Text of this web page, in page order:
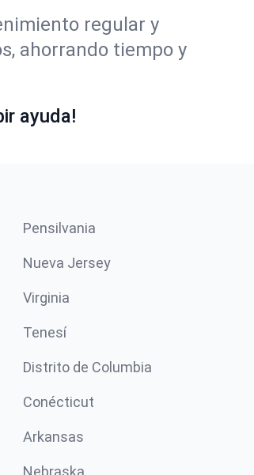
regular y
ahorrando tiempo y
ayuda!
Pensilvania
Nueva Jersey
Virginia
Tenesí
Distrito de Columbia
Conécticut
Arkansas
Nebraska